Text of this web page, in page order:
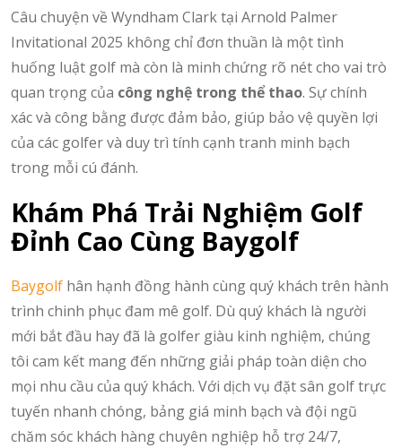
Câu chuyện về Wyndham Clark tại Arnold Palmer
Invitational 2025 không chỉ đơn thuần là một tình
huống luật golf mà còn là minh chứng rõ nét cho vai trò
quan trọng của công nghệ trong thể thao. Sự chính
xác và công bằng được đảm bảo, giúp bảo vệ quyền lợi
của các golfer và duy trì tính cạnh tranh minh bạch
trong mỗi cú đánh.
Khám Phá Trải Nghiệm Golf
Đỉnh Cao Cùng Baygolf
Baygolf hân hạnh đồng hành cùng quý khách trên hành
trình chinh phục đam mê golf. Dù quý khách là người
mới bắt đầu hay đã là golfer giàu kinh nghiệm, chúng
tôi cam kết mang đến những giải pháp toàn diện cho
mọi nhu cầu của quý khách. Với dịch vụ đặt sân golf trực
tuyến nhanh chóng, bảng giá minh bạch và đội ngũ
chăm sóc khách hàng chuyên nghiệp hỗ trợ 24/7,